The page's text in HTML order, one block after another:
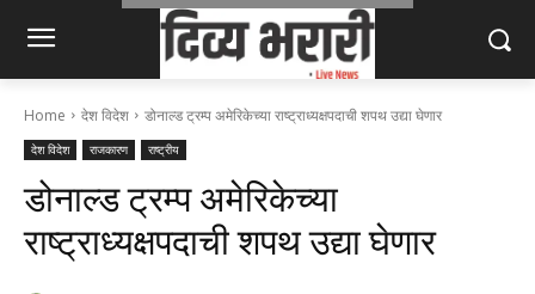
Home देश विदेश डोनाल्ड ट्रम्प अमेरिकेच्या राष्ट्राध्यक्षपदाची शपथ उद्या घेणार
देश विदेश राजकारण राष्ट्रीय
डोनाल्ड ट्रम्प अमेरिकेच्या
राष्ट्राध्यक्षपदाची शपथ उद्या घेणार